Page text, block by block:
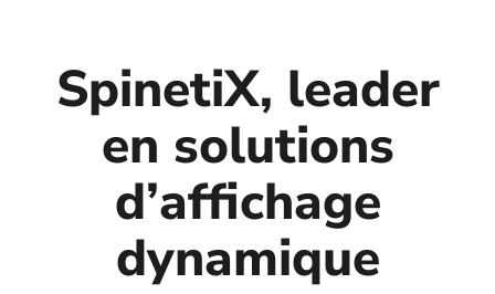
SpinetiX, leader
en solutions
d’affichage
dynamique